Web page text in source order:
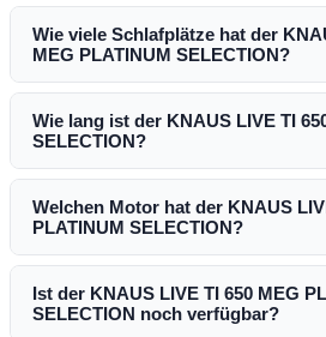
Wie viele Schlafplätze hat der
MEG PLATINUM SELECTION?
Wie lang ist der KNAUS LIVE TI
SELECTION?
Welchen Motor hat der KNAUS
PLATINUM SELECTION?
Ist der KNAUS LIVE TI 650 MEG
SELECTION noch verfügbar?